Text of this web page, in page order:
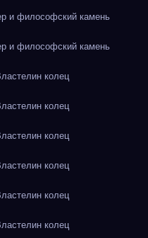
и философский камень
и философский камень
колец
колец
колец
колец
колец
колец